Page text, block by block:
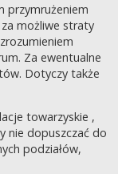
przymrużeniem
możliwe straty
Za ewentualne
Dotyczy także
towarzyskie ,
nie dopuszczać do
podziałów,